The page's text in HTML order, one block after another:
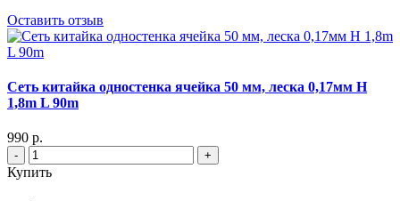
Оставить отзыв
Сеть китайка одностенка ячейка 50 мм, леска 0,17мм Н
1,8m L 90m
990 р.
- +
Купить